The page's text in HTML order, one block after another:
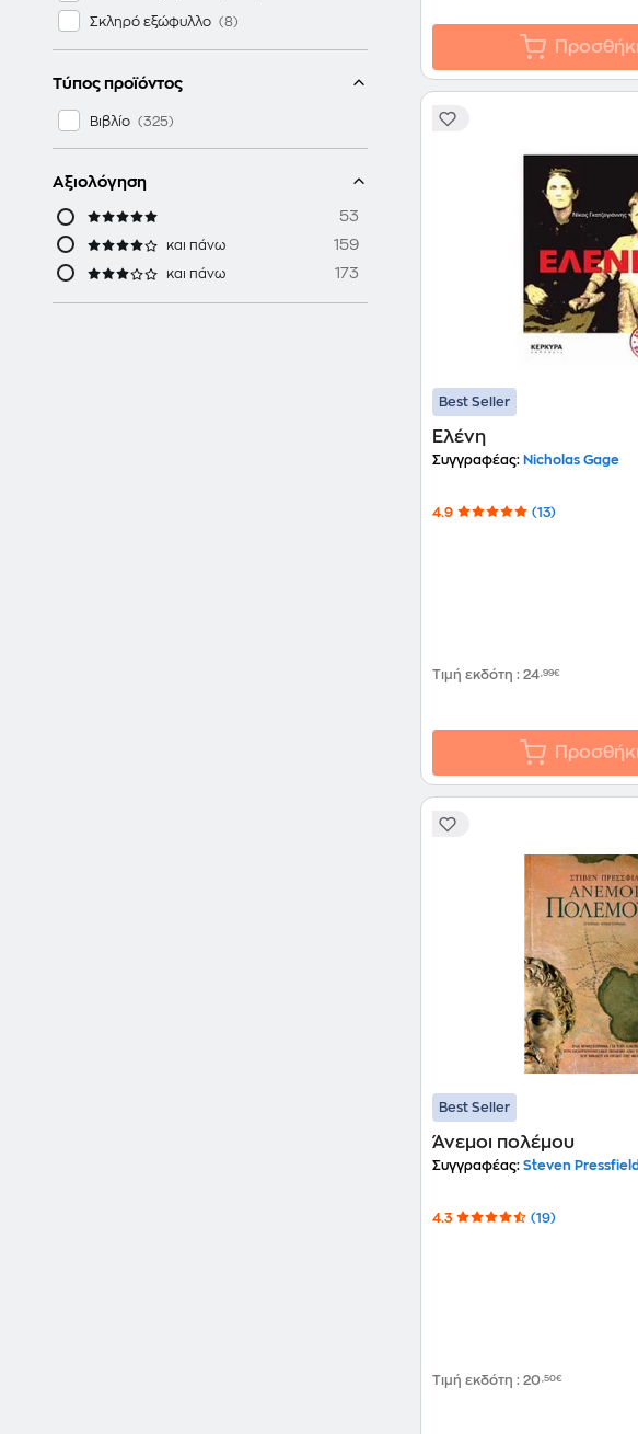
Σκληρό εξώφυλλο
Τύπος προϊόντος
Βιβλίο
Αξιολόγηση
53
και πάνω 159
και πάνω 173
Best Seller
Ελένη
Συγγραφέας: Nicholas Gage
4.9 (13)
Τιμή εκδότη : 24,99€
Best Seller
Άνεμοι πολέμου
Συγγραφέας: Steven Pressfield
4.3 (19)
Τιμή εκδότη : 20,50€